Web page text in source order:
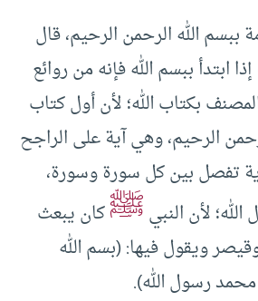
ببسم الله الرحمن الرحيم، قال
ابتدأ ببسم الله فإنه من روائع
بكتاب الله؛ لأن أول كتاب
الرحيم، وهي آية على الراجح
تفصل بين كل سورة وسورة،
لأن النبيﷺكان يبعث
ويقول فيها: (بسم الله
رسول الله).